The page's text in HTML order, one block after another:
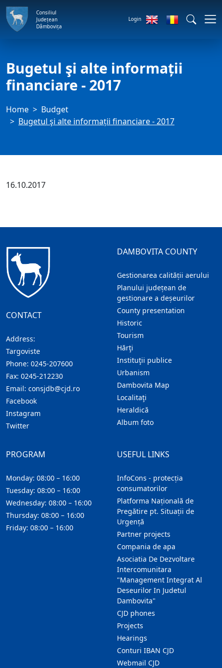
Consiliul
Județean
Dâmbovița
Login
Bugetul şi alte informații
financiare - 2017
Home
Budget
Bugetul şi alte informații financiare - 2017
16.10.2017
CONTACT
Address:
Targoviste
Phone: 0245-207600
Fax: 0245-212230
Email: consjdb@cjd.ro
Facebook
Instagram
Twitter
DAMBOVITA COUNTY
Gestionarea calității aerului
Planului județean de
gestionare a deșeurilor
County presentation
Historic
Tourism
Hărţi
Instituţii publice
Urbanism
Dambovita Map
Localitaţi
Heraldică
Album foto
USEFUL LINKS
InfoCons - protecția
consumatorilor
Platforma Națională de
Pregătire pt. Situații de
Urgență
Partner projects
Compania de apa
Asociatia De Dezvoltare
Intercomunitara
"Management Integrat Al
Deseurilor In Judetul
Dambovita"
CJD phones
Projects
Hearings
Conturi IBAN CJD
Webmail CJD
PROGRAM
Monday: 08:00 – 16:00
Tuesday: 08:00 – 16:00
Wednesday: 08:00 – 16:00
Thursday: 08:00 – 16:00
Friday: 08:00 – 16:00